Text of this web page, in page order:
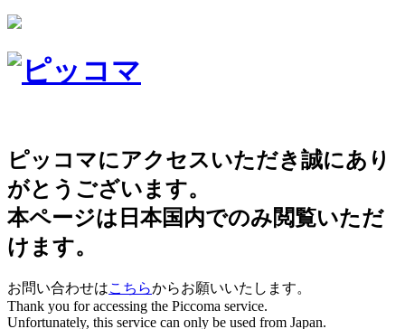
ピッコマにアクセスいただき誠にあり
がとうございます。
本ページは日本国内でのみ閲覧いただ
けます。
お問い合わせはこちらからお願いいたします。
Thank you for accessing the Piccoma service.
Unfortunately, this service can only be used from Japan.